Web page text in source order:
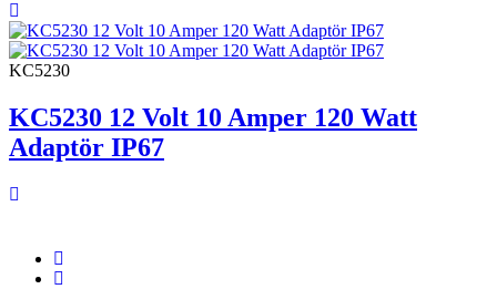
KC5230
KC5230 12 Volt 10 Amper 120 Watt
Adaptör IP67